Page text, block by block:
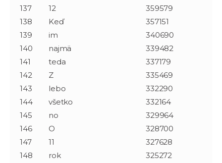
137
12
359579
138
Keď
357151
139
im
340690
140
najmä
339482
141
teda
337179
142
Z
335469
143
lebo
332290
144
všetko
332164
145
no
329964
146
O
328700
147
11
327628
148
rok
325272